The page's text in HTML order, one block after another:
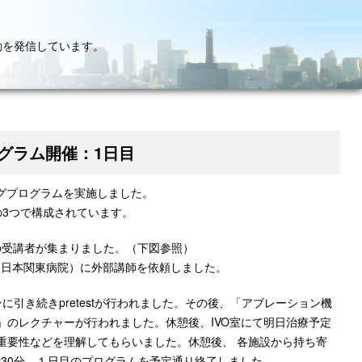
発信しています。
ラム開催：1日目
ログラムを実施しました。
で構成されています。
講者が集まりました。（下図参照）
関東病院）に外部講師を依頼しました。
引き続きpretestが行われました。その後、「アブレーション機
レクチャーが行われました。休憩後、IVO室にて明日治療予定
性などを理解してもらいました。休憩後、 各施設から持ち寄